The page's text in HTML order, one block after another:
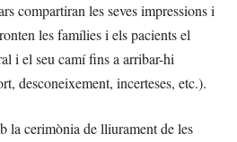
compartiran les seves impressions i
les famílies i els pacients el
i el seu camí fins a arribar-hi
desconeixement, incerteses, etc.).
la cerimònia de lliurament de les